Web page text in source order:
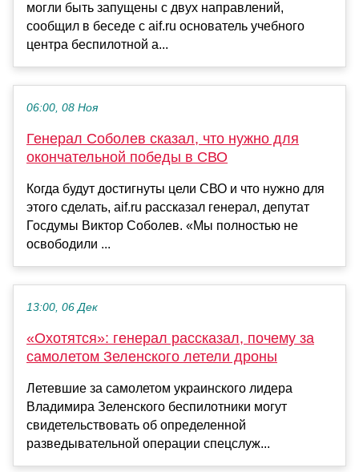
могли быть запущены с двух направлений,
сообщил в беседе с aif.ru основатель учебного
центра беспилотной а...
06:00, 08 Ноя
Генерал Соболев сказал, что нужно для
окончательной победы в СВО
Когда будут достигнуты цели СВО и что нужно для
этого сделать, aif.ru рассказал генерал, депутат
Госдумы Виктор Соболев. «Мы полностью не
освободили ...
13:00, 06 Дек
«Охотятся»: генерал рассказал, почему за
самолетом Зеленского летели дроны
Летевшие за самолетом украинского лидера
Владимира Зеленского беспилотники могут
свидетельствовать об определенной
разведывательной операции спецслуж...